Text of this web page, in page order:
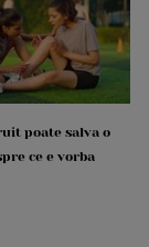
poate salva o
ce e vorba